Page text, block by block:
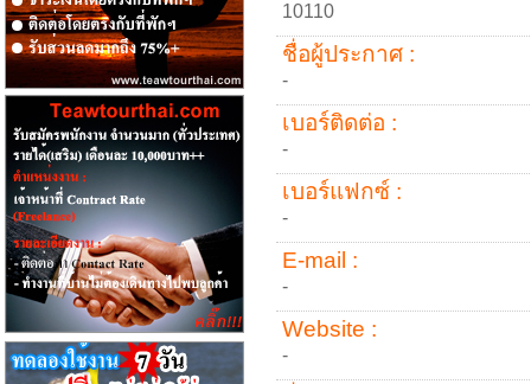
10110
ชื่อผู้ประกาศ :
-
เบอร์ติดต่อ :
-
เบอร์แฟกซ์ :
-
E-mail :
-
Website :
-